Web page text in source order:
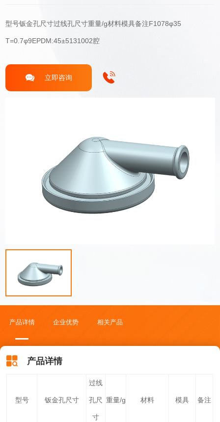
关于我们
型号钣金孔尺寸过线孔尺寸重量/g材料模具备注F1078φ35
T=0.7φ9EPDM:45±5131002腔
立即咨询
产品详情 企业优势 相关产品
产品详情
型号 钣金孔尺寸
过线
孔尺
寸
重量/g 材料 模具 备注